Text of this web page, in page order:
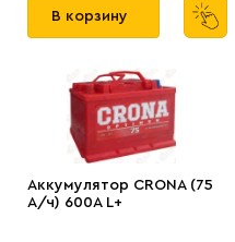
В корзину
Аккумулятор CRONA (75
А/ч) 600A L+